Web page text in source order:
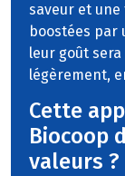
saveur et une
boostées par
leur goût
légèrement,
Cette
Biocoop
valeurs ?